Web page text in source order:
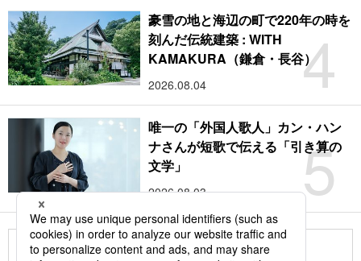
4
豪雪の地と海辺の町で220年の時を
刻んだ伝統建築 : WITH
KAMAKURA（鎌倉・長谷）
2026.08.04
5
唯一の「外国人歌人」カン・ハン
ナさんが短歌で伝える「引き算の
文学」
2026.08.03
もっと見る